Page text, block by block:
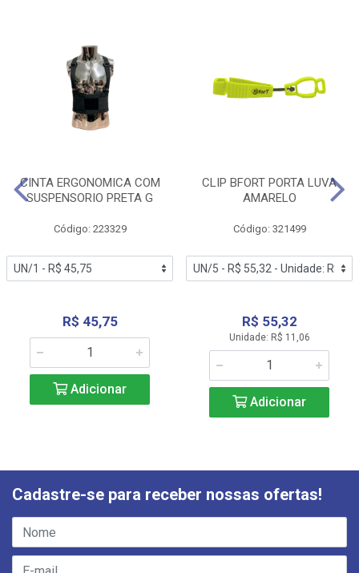
CINTA ERGONOMICA COM
SUSPENSORIO PRETA G
Código: 223329
R$ 45,75
Adicionar
CLIP BFORT PORTA LUVA
AMARELO
Código: 321499
R$ 55,32
Unidade: R$ 11,06
Adicionar
Cadastre-se para receber nossas ofertas!